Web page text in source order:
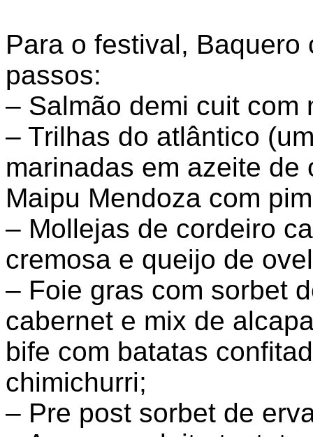
Para o festival,
passos:
– Salmão demi cuit com
– Trilhas do atlântico
marinadas em azeite
Maipu Mendoza com
– Mollejas de cordeiro
cremosa e queijo de
– Foie gras com sorbet
cabernet e mix de
bife com batatas
chimichurri;
– Pre post sorbet de